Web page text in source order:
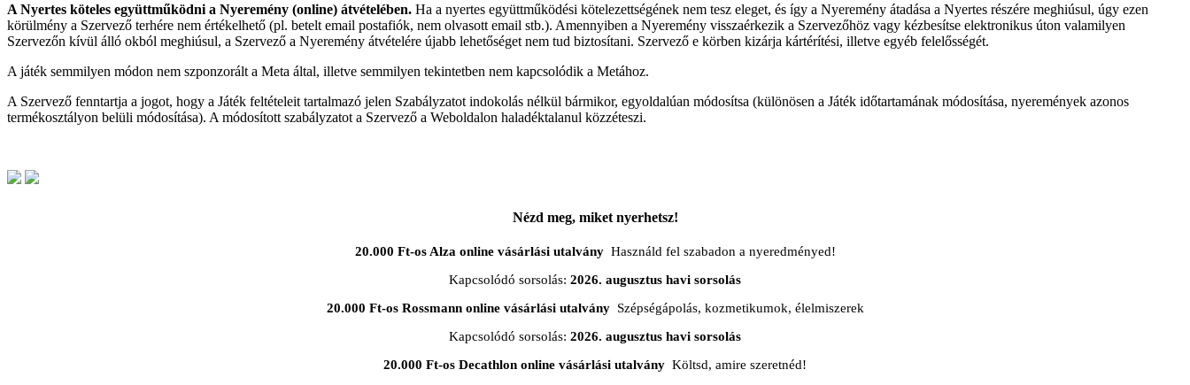
A Nyertes köteles együttműködni a Nyeremény (online) átvételében. Ha a nyertes együttműködési kötelezettségének nem tesz eleget, és így a Nyeremény átadása a Nyertes részére meghiúsul, úgy ezen
körülmény a Szervező terhére nem értékelhető (pl. betelt email postafiók, nem olvasott email stb.). Amennyiben a Nyeremény visszaérkezik a Szervezőhöz vagy kézbesítse elektronikus úton valamilyen
Szervezőn kívül álló okból meghiúsul, a Szervező a Nyeremény átvételére újabb lehetőséget nem tud biztosítani. Szervező e körben kizárja kártérítési, illetve egyéb felelősségét.
A játék semmilyen módon nem szponzorált a Meta által, illetve semmilyen tekintetben nem kapcsolódik a Metához.
A Szervező fenntartja a jogot, hogy a Játék feltételeit tartalmazó jelen Szabályzatot indokolás nélkül bármikor, egyoldalúan módosítsa (különösen a Játék időtartamának módosítása, nyeremények azonos
termékosztályon belüli módosítása). A módosított szabályzatot a Szervező a Weboldalon haladéktalanul közzéteszi.
Nézd meg, miket nyerhetsz!
20.000 Ft-os Alza online vásárlási utalványHasználd fel szabadon a nyeredményed!
Kapcsolódó sorsolás: 2026. augusztus havi sorsolás
20.000 Ft-os Rossmann online vásárlási utalványSzépségápolás, kozmetikumok, élelmiszerek
Kapcsolódó sorsolás: 2026. augusztus havi sorsolás
20.000 Ft-os Decathlon online vásárlási utalvány Költsd, amire szeretnéd!